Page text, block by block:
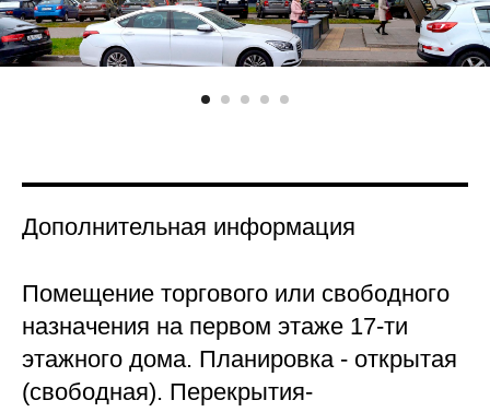
Дополнительная информация
Помещение торгового или свободного
назначения на первом этаже 17-ти
этажного дома. Планировка - открытая
(свободная). Перекрытия-